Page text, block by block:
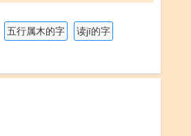
五行属木的字 读jī的字